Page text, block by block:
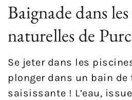
Baignade dans
naturelles de
Se jeter dans les
plonger dans un bain de
saisissante ! L’eau,